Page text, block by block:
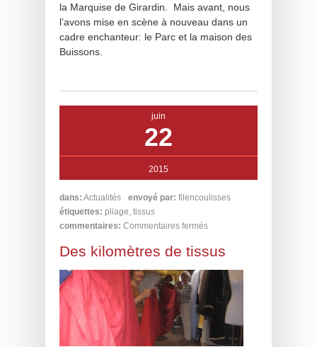
la Marquise de Girardin. Mais avant, nous
l’avons mise en scène à nouveau dans un
cadre enchanteur: le Parc et la maison des
Buissons.
juin
22
2015
dans: Actualités envoyé par: filencoulisses
étiquettes: pliage, tissus
commentaires: Commentaires fermés
Des kilomètres de tissus